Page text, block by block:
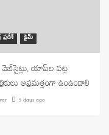
ప్రదేశ్ క్రైమ్
వెబ్‌సైట్లు, యాప్‌ల పట్ల
అప్రమత్తంగా ఉంఉండాలి
5 days ago